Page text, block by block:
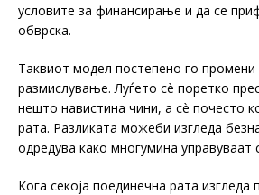
условите за финансирање и да се
обврска.
Таквиот модел постепено го промени
размислување. Луѓето сè поретко
нешто навистина чини, а сè почесто
рата. Разликата можеби изгледа
одредува како многумина управуваат
Кога секоја поединечна рата изгледа